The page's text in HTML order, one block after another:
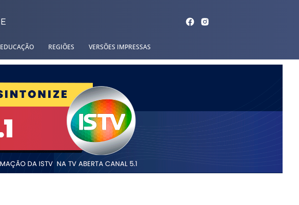
EDUCAÇÃO REGIÕES VERSÕES IMPRESSAS